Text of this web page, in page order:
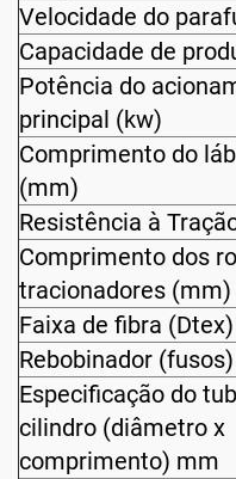
Velocidade do
Capacidade de
Potência do
principal (kw)
Comprimento do
(mm)
Resistência à
Comprimento dos
tracionadores (mm)
Faixa de fibra (Dtex)
Rebobinador (fusos)
Especificação do
cilindro (diâmetro x
comprimento) mm